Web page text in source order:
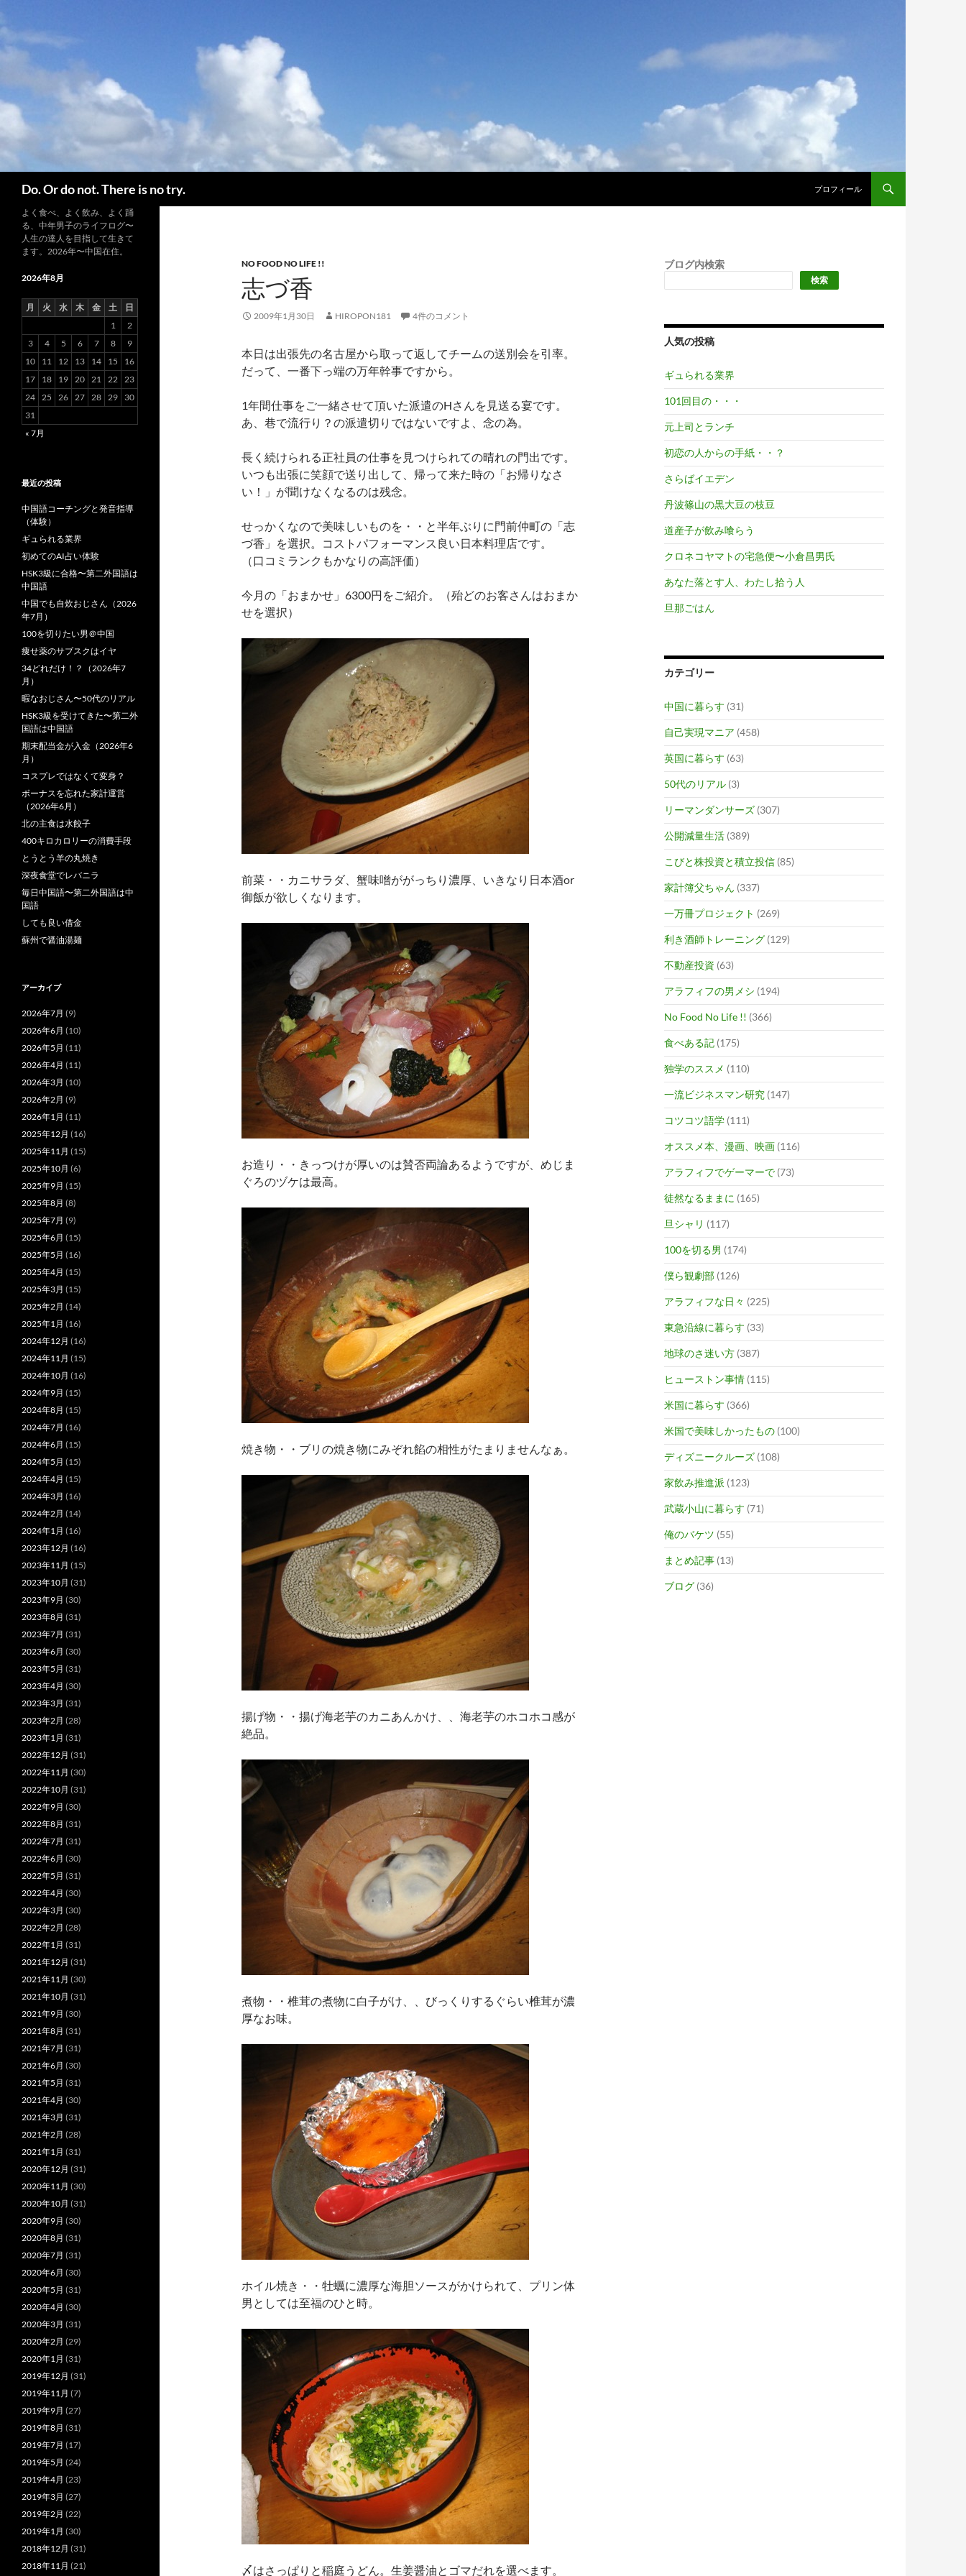
ン
Do. Or do not. There is no try. プロフィール
NO FOOD NO LIFE !!
志づ香
2009年1月30日 HIROPON181 4件のコメント
本日は出張先の名古屋から取って返してチームの送別会を引率。
だって、一番下っ端の万年幹事ですから。
1年間仕事をご一緒させて頂いた派遣のHさんを見送る宴です。
あ、巷で流行り？の派遣切りではないですよ、念の為。
長く続けられる正社員の仕事を見つけられての晴れの門出です。
いつも出張に笑顔で送り出して、帰って来た時の「お帰りなさ
い！」が聞けなくなるのは残念。
せっかくなので美味しいものを・・と半年ぶりに門前仲町の「志
づ香」を選択。コストパフォーマンス良い日本料理店です。
（口コミランクもかなりの高評価）
今月の「おまかせ」6300円をご紹介。（殆どのお客さんはおまか
せを選択）
前菜・・カニサラダ、蟹味噌ががっちり濃厚、いきなり日本酒or
御飯が欲しくなります。
お造り・・きっつけが厚いのは賛否両論あるようですが、めじま
ぐろのヅケは最高。
焼き物・・ブリの焼き物にみぞれ餡の相性がたまりませんなぁ。
揚げ物・・揚げ海老芋のカニあんかけ、、海老芋のホコホコ感が
絶品。
煮物・・椎茸の煮物に白子がけ、、びっくりするぐらい椎茸が濃
厚なお味。
ホイル焼き・・牡蠣に濃厚な海胆ソースがかけられて、プリン体
男としては至福のひと時。
〆はさっぱりと稲庭うどん。生姜醤油とゴマだれを選べます。
ブログ内検索
検索
人気の投稿
ギュられる業界
101回目の・・・
元上司とランチ
初恋の人からの手紙・・？
さらばイエデン
丹波篠山の黒大豆の枝豆
道産子が飲み喰らう
クロネコヤマトの宅急便〜小倉昌男氏
あなた落とす人、わたし拾う人
旦那ごはん
カテゴリー
中国に暮らす (31)
自己実現マニア (458)
英国に暮らす (63)
50代のリアル (3)
リーマンダンサーズ (307)
公開減量生活 (389)
こびと株投資と積立投信 (85)
家計簿父ちゃん (337)
一万冊プロジェクト (269)
利き酒師トレーニング (129)
不動産投資 (63)
アラフィフの男メシ (194)
No Food No Life !! (366)
食べある記 (175)
独学のススメ (110)
一流ビジネスマン研究 (147)
コツコツ語学 (111)
オススメ本、漫画、映画 (116)
アラフィフでゲーマーで (73)
徒然なるままに (165)
旦シャリ (117)
100を切る男 (174)
僕ら観劇部 (126)
アラフィフな日々 (225)
東急沿線に暮らす (33)
地球のさ迷い方 (387)
ヒューストン事情 (115)
米国に暮らす (366)
米国で美味しかったもの (100)
ディズニークルーズ (108)
家飲み推進派 (123)
武蔵小山に暮らす (71)
俺のバケツ (55)
まとめ記事 (13)
ブログ (36)
よく食べ、よく飲み、よく踊
る、中年男子のライフログ〜
人生の達人を目指して生きて
ます。2026年〜中国在住。
2026年8月
月 火 水 木 金 土
日
1
2
3
4 5 6 7 8
9
10
11 12 13 14 15
16
17
18 19 20 21 22 23
24 25 26 27 28 29
30
31
« 7月
最近の投稿
中国語コーチングと発音指導
（体験）
ギュられる業界
初めてのAI占い体験
HSK3級に合格〜第二外国語は
中国語
中国でも自炊おじさん（2026
年7月）
100を切りたい男＠中国
痩せ薬のサブスクはイヤ
34どれだけ！？（2026年7
月）
暇なおじさん〜50代のリアル
HSK3級を受けてきた〜第二外
国語は中国語
期末配当金が入金（2026年6
月）
コスプレではなくて変身？
ボーナスを忘れた家計運営
（2026年6月）
北の主食は水餃子
400キロカロリーの消費手段
とうとう羊の丸焼き
深夜食堂でレバニラ
毎日中国語〜第二外国語は中
国語
しても良い借金
蘇州で醤油湯麺
アーカイブ
2026年7月 (9)
2026年6月 (10)
2026年5月 (11)
2026年4月 (11)
2026年3月 (10)
2026年2月 (9)
2026年1月 (11)
2025年12月 (16)
2025年11月 (15)
2025年10月 (6)
2025年9月 (15)
2025年8月 (8)
2025年7月 (9)
2025年6月 (15)
2025年5月 (16)
2025年4月 (15)
2025年3月 (15)
2025年2月 (14)
2025年1月 (16)
2024年12月 (16)
2024年11月 (15)
2024年10月 (16)
2024年9月 (15)
2024年8月 (15)
2024年7月 (16)
2024年6月 (15)
2024年5月 (15)
2024年4月 (15)
2024年3月 (16)
2024年2月 (14)
2024年1月 (16)
2023年12月 (16)
2023年11月 (15)
2023年10月 (31)
2023年9月 (30)
2023年8月 (31)
2023年7月 (31)
2023年6月 (30)
2023年5月 (31)
2023年4月 (30)
2023年3月 (31)
2023年2月 (28)
2023年1月 (31)
2022年12月 (31)
2022年11月 (30)
2022年10月 (31)
2022年9月 (30)
2022年8月 (31)
2022年7月 (31)
2022年6月 (30)
2022年5月 (31)
2022年4月 (30)
2022年3月 (30)
2022年2月 (28)
2022年1月 (31)
2021年12月 (31)
2021年11月 (30)
2021年10月 (31)
2021年9月 (30)
2021年8月 (31)
2021年7月 (31)
2021年6月 (30)
2021年5月 (31)
2021年4月 (30)
2021年3月 (31)
2021年2月 (28)
2021年1月 (31)
2020年12月 (31)
2020年11月 (30)
2020年10月 (31)
2020年9月 (30)
2020年8月 (31)
2020年7月 (31)
2020年6月 (30)
2020年5月 (31)
2020年4月 (30)
2020年3月 (31)
2020年2月 (29)
2020年1月 (31)
2019年12月 (31)
2019年11月 (7)
2019年9月 (27)
2019年8月 (31)
2019年7月 (17)
2019年5月 (24)
2019年4月 (23)
2019年3月 (27)
2019年2月 (22)
2019年1月 (30)
2018年12月 (31)
2018年11月 (21)